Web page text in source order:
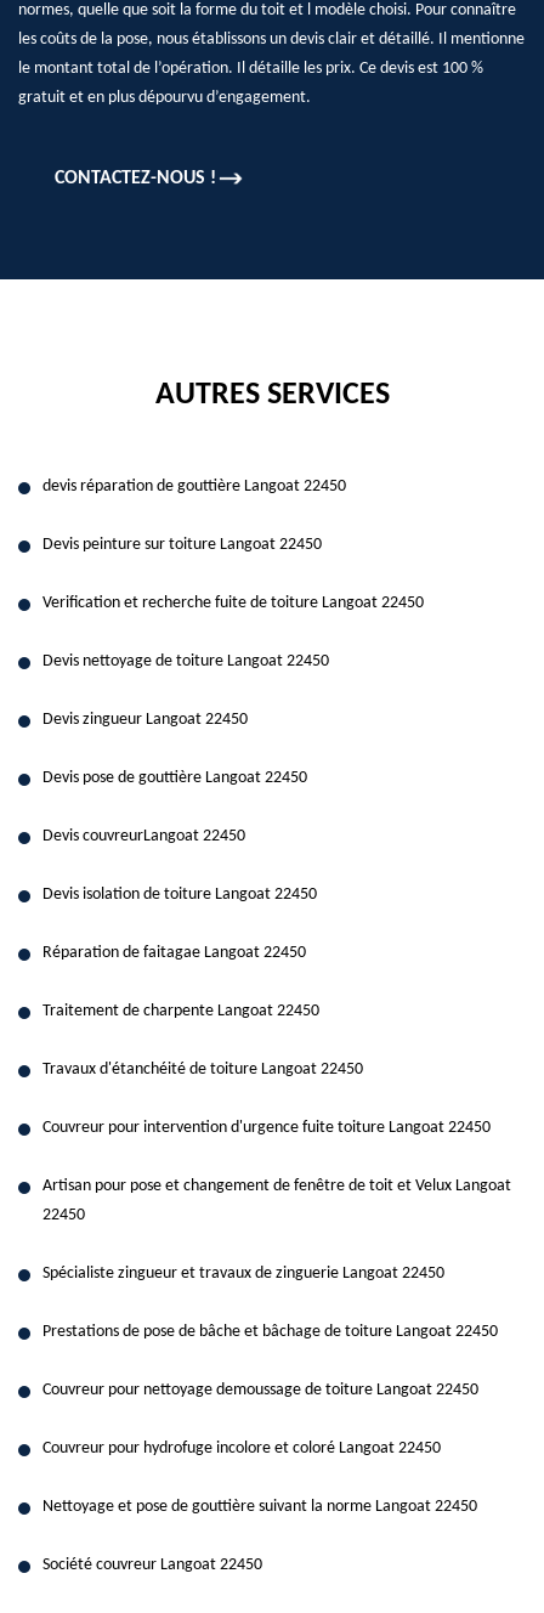
normes, quelle que soit la forme du toit et l modèle choisi. Pour connaître
les coûts de la pose, nous établissons un devis clair et détaillé. Il mentionne
le montant total de l’opération. Il détaille les prix. Ce devis est 100 %
gratuit et en plus dépourvu d’engagement.
CONTACTEZ-NOUS !
AUTRES SERVICES
devis réparation de gouttière Langoat 22450
Devis peinture sur toiture Langoat 22450
Verification et recherche fuite de toiture Langoat 22450
Devis nettoyage de toiture Langoat 22450
Devis zingueur Langoat 22450
Devis pose de gouttière Langoat 22450
Devis couvreurLangoat 22450
Devis isolation de toiture Langoat 22450
Réparation de faitagae Langoat 22450
Traitement de charpente Langoat 22450
Travaux d'étanchéité de toiture Langoat 22450
Couvreur pour intervention d'urgence fuite toiture Langoat 22450
Artisan pour pose et changement de fenêtre de toit et Velux Langoat
22450
Spécialiste zingueur et travaux de zinguerie Langoat 22450
Prestations de pose de bâche et bâchage de toiture Langoat 22450
Couvreur pour nettoyage demoussage de toiture Langoat 22450
Couvreur pour hydrofuge incolore et coloré Langoat 22450
Nettoyage et pose de gouttière suivant la norme Langoat 22450
Société couvreur Langoat 22450